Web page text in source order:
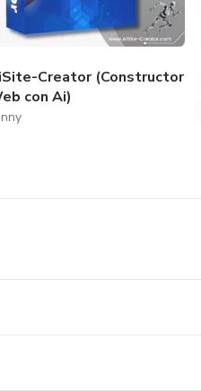
Creator (Constructor
con Ai)